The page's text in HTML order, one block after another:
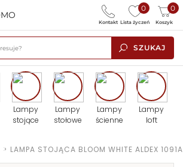
SZUKAJ
0
Lista życzeń
0
Koszyk
Kontakt
Lampy
stojące
Lampy
stołowe
Lampy
ścienne
Lampy
loft
> LAMPA STOJĄCA BLOOM WHITE ALDEX 1091A